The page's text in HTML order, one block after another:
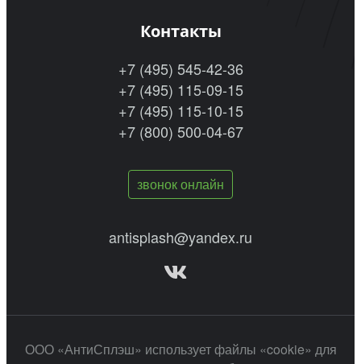
Контакты
+7 (495) 545-42-36
+7 (495) 115-09-15
+7 (495) 115-10-15
+7 (800) 500-04-67
звонок онлайн
antisplash@yandex.ru
ООО «АнтиСплэш» использует файлы «cookie» для